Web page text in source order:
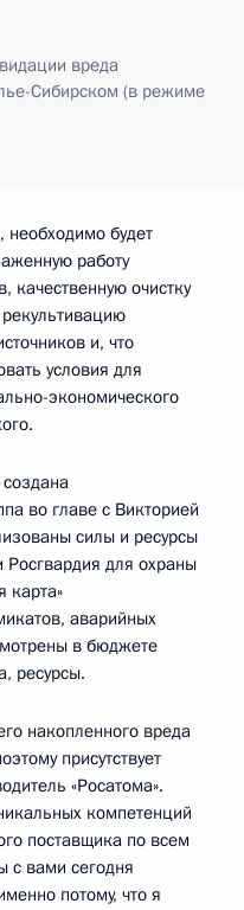
вреда
Сибирском (в режиме
будет
работу
качественную очистку
и, что
условия для
экономического
во главе с Викторией
силы и ресурсы
для охраны
карта»
аварийных
в бюджете
ресурсы.
накопленного вреда
присутствует
«Росатома».
компетенций
поставщика по всем
с вами сегодня
потому, что я